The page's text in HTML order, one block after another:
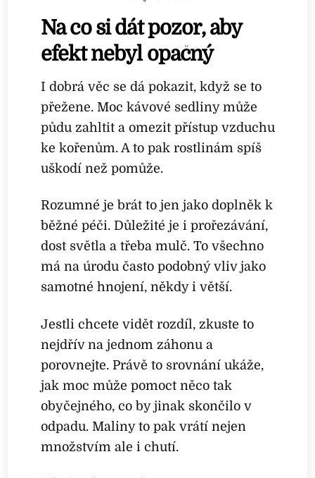
Na co si dát pozor, aby
efekt nebyl opačný
I dobrá věc se dá pokazit, když se to
přežene. Moc kávové sedliny může
půdu zahltit a omezit přístup vzduchu
ke kořenům. A to pak rostlinám spíš
uškodí než pomůže.
Rozumné je brát to jen jako doplněk k
běžné péči. Důležité je i prořezávání,
dost světla a třeba mulč. To všechno
má na úrodu často podobný vliv jako
samotné hnojení, někdy i větší.
Jestli chcete vidět rozdíl, zkuste to
nejdřív na jednom záhonu a
porovnejte. Právě to srovnání ukáže,
jak moc může pomoct něco tak
obyčejného, co by jinak skončilo v
odpadu. Maliny to pak vrátí nejen
množstvím ale i chutí.